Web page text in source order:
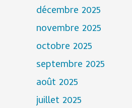
décembre 2025
novembre 2025
octobre 2025
septembre 2025
août 2025
juillet 2025